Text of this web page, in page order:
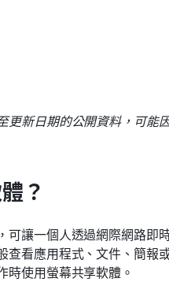
更新日期的公開資料，可能
？
可讓一個人透過網際網路即
查看應用程式、文件、簡報
時使用螢幕共享軟體。